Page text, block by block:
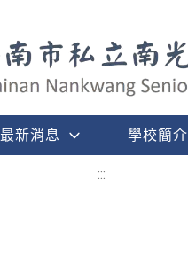
最新消息 學校簡介
:::